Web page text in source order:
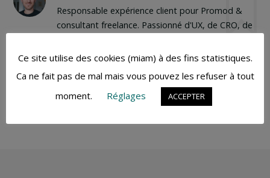
Responsable expérience client pour Promod &
consultant freelance. Passionné d'UX, de CRO, de
acronymes.
Ce site utilise des cookies (miam) à des fins statistiques.
Ca ne fait pas de mal mais vous pouvez les refuser à tout
moment.
Réglages ACCEPTER